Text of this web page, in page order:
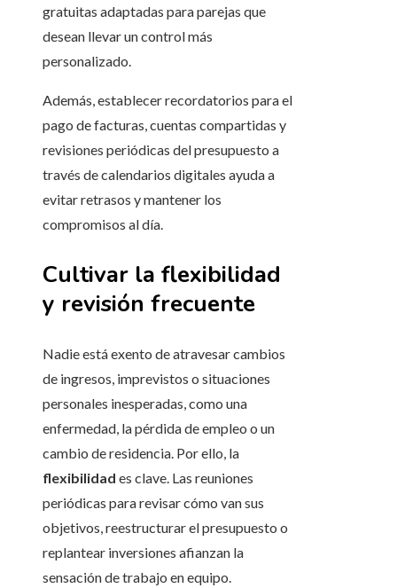
gratuitas adaptadas para parejas que
desean llevar un control más
personalizado.
Además, establecer recordatorios para el
pago de facturas, cuentas compartidas y
revisiones periódicas del presupuesto a
través de calendarios digitales ayuda a
evitar retrasos y mantener los
compromisos al día.
Cultivar la flexibilidad
y revisión frecuente
Nadie está exento de atravesar cambios
de ingresos, imprevistos o situaciones
personales inesperadas, como una
enfermedad, la pérdida de empleo o un
cambio de residencia. Por ello, la
flexibilidad es clave. Las reuniones
periódicas para revisar cómo van sus
objetivos, reestructurar el presupuesto o
replantear inversiones afianzan la
sensación de trabajo en equipo.